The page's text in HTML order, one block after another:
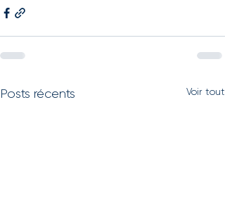
Posts récents Voir tout